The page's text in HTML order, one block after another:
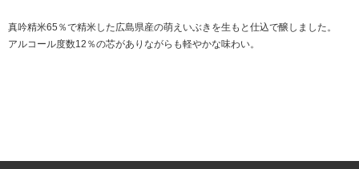
真吟精米65％で精米した広島県産の萌えいぶきを生もと仕込で醸しました。
アルコール度数12％の芯がありながらも軽やかな味わい。